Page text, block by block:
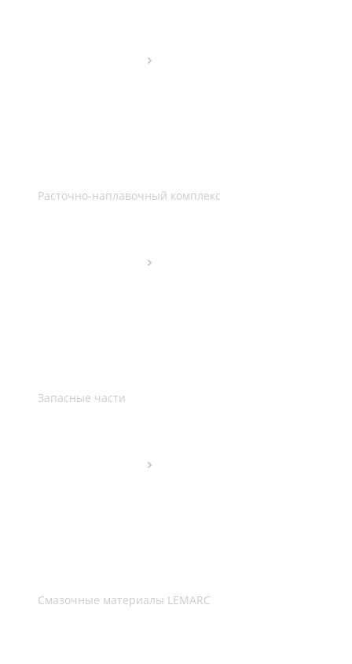
Расточно-наплавочный комплекс
Запасные части
Смазочные материалы LEMARC